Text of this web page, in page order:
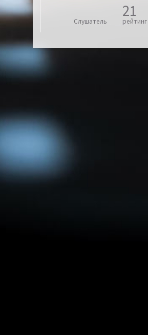
Слушатель
21
рейтинг